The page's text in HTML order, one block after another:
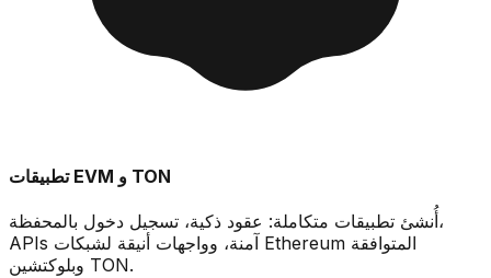
تطبيقات EVM و TON
أُنشئ تطبيقات متكاملة: عقود ذكية، تسجيل دخول بالمحفظة،
APIs آمنة، وواجهات أنيقة لشبكات Ethereum المتوافقة
وبلوكتشين TON.